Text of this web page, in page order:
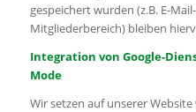
gespeichert wurden (z.B. E-
Mitgliederbereich) bleiben
Integration von Google-
Mode
Wir setzen auf unserer